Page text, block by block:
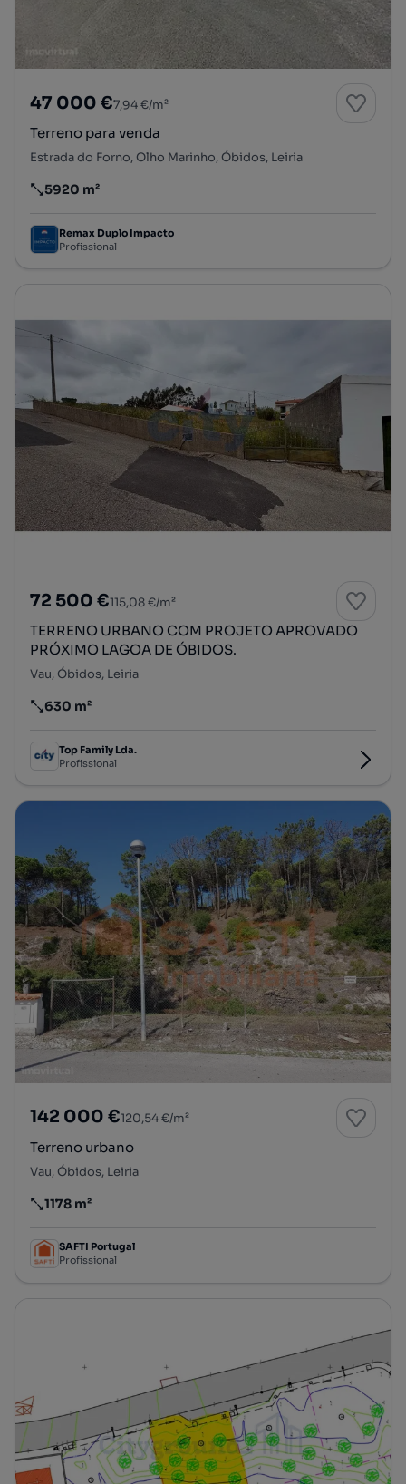
47 000 €7,94 €/m²
Terreno para venda
Estrada do Forno, Olho Marinho, Óbidos, Leiria
Preço por metro quadrado
5920 m²
Remax Duplo Impacto
Profissional
72 500 €115,08 €/m²
TERRENO URBANO COM PROJETO APROVADO
PRÓXIMO LAGOA DE ÓBIDOS.
Vau, Óbidos, Leiria
Preço por metro quadrado
630 m²
Top Family Lda.
Profissional
142 000 €120,54 €/m²
Terreno urbano
Vau, Óbidos, Leiria
Preço por metro quadrado
1178 m²
SAFTI Portugal
Profissional